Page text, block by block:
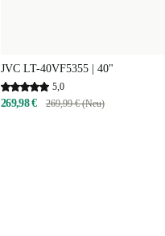
JVC LT-40VF5355 | 40"
5,0
269,98 € 269,99 € (Neu)